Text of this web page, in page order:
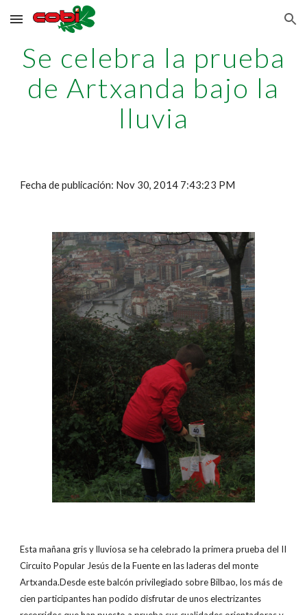
Skip to main content Skip to navigation
Se celebra la prueba
de Artxanda bajo la
lluvia
Fecha de publicación: Nov 30, 2014 7:43:23 PM
Esta mañana gris y lluviosa se ha celebrado la primera prueba del II
Circuito Popular Jesús de la Fuente en las laderas del monte
Artxanda.Desde este balcón privilegiado sobre Bilbao, los más de
cien participantes han podido disfrutar de unos electrizantes